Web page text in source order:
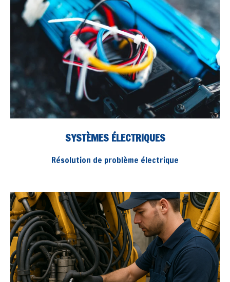
SYSTÈMES ÉLECTRIQUES
Résolution de problème électrique